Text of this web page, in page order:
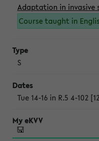
Adaptation in invasive
Course taught in
S
Tue 14-16 in R.5 4-102